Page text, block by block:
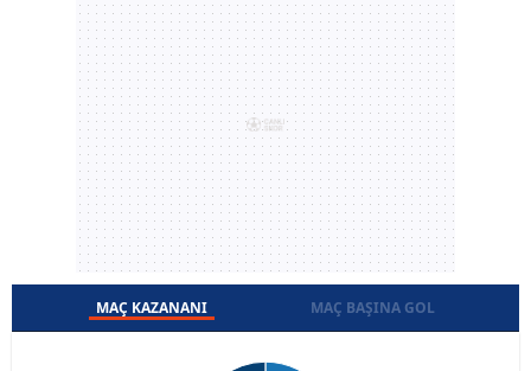
MAÇ KAZANANI MAÇ BAŞINA GOL